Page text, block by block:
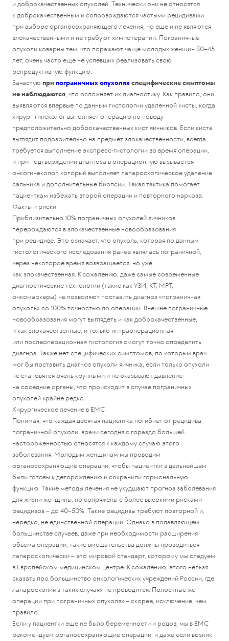
и доброкачественных опухолей. Технически они не относятся
к доброкачественным и сопровождаются частыми рецидивами
при выборе органосохраняющего лечения, но еще и не являются
злокачественными и не требуют химиотерапии. Пограничные
опухоли коварны тем, что поражают чаще молодых женщин 30–45
лет, очень часто еще не успевших реализовать свою
репродуктивную функцию.
Зачастую при пограничных опухоляхспецифические симптомы
не наблюдаются, что осложняет их диагностику. Как правило, они
выявляются впервые по данным гистологии удаленной кисты, когда
хирург-гинеколог выполняет операцию по поводу
предположительно доброкачественных кист яичников. Если киста
выглядит подозрительно на предмет злокачественности, всегда
требуется выполнение экспресс-гистологии во время операции,
и при подтверждении диагноза в операционную вызывается
онкогинеколог, который выполняет лапароскопическое удаление
сальника и дополнительные биопсии. Такая тактика помогает
пациенткам избежать второй операции и повторного наркоза.
Факты и риски
Приблизительно 10% пограничных опухолей яичников
перерождаются в злокачественные новообразования
при рецидиве. Это означает, что опухоль, которая по данным
гистологического исследования ранее являлась пограничной,
через некоторое время возвращается, но уже
как злокачественная. К сожалению, даже самые современные
диагностические технологии (такие как УЗИ, КТ, МРТ,
онкомаркеры) не позволяют поставить диагноз «пограничная
опухоль» со 100% точностью до операции. Внешне пограничные
новообразования могут выглядеть и как доброкачественные,
и как злокачественные, и только интраоперационная
или послеоперационная гистология смогут точно определить
диагноз. Также нет специфических симптомов, по которым врач
мог бы поставить диагноз опухоли яичника, если только опухоли
не становятся очень крупными и не оказывают давление
на соседние органы, что происходит в случае пограничных
опухолей крайне редко.
Хирургическое лечение в ЕМС
Понимая, что каждая десятая пациентка погибнет от рецидива
пограничной опухоли, врачи сегодня с гораздо большей
настороженностью относятся к каждому случаю этого
заболевания. Молодым женщинам мы проводим
органосохраняющие операции, чтобы пациентки в дальнейшем
были готовы к деторождению и сохранили гормональную
функцию. Такие методы лечения не ухудшают прогноз заболевания
для жизни женщины, но сопряжены с более высокими рисками
рецидивов – до 40–50%. Такие рецидивы требуют повторной и,
нередко, не единственной операции. Однако в подавляющем
большинстве случаев, даже при необходимости расширения
объема операции, такие вмешательства должны проводиться
лапароскопически – это мировой стандарт, которому мы следуем
в Европейском медицинском центре. К сожалению, этого нельзя
сказать про большинство онкологических учреждений России, где
лапароскопия в таких случаях не проводится. Полостные же
операции при пограничных опухолях – скорее, исключение, чем
правило.
Если у пациентки еще не было беременности и родов, мы в ЕМС
рекомендуем органосохраняющие операции, и даже если возник